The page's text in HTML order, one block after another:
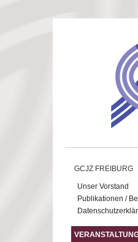
GCJZ FREIBURG
Unser Vorstand
Publikationen /